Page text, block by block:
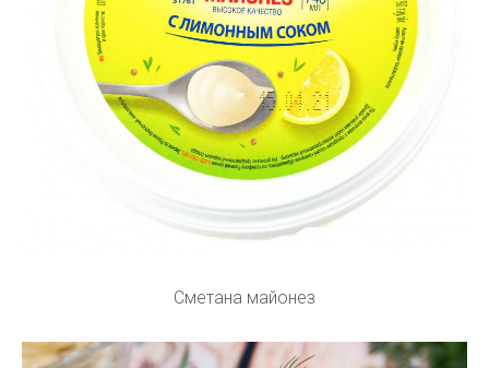
Сметана майонез